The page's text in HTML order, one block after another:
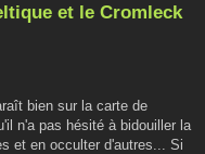
et le Cromleck
bien sur la carte de
n'a pas hésité à bidouiller la
et en occulter d'autres... Si